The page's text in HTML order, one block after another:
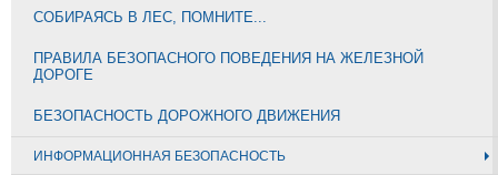
СОБИРАЯСЬ В ЛЕС, ПОМНИТЕ...
ПРАВИЛА БЕЗОПАСНОГО ПОВЕДЕНИЯ НА ЖЕЛЕЗНОЙ
ДОРОГЕ
БЕЗОПАСНОСТЬ ДОРОЖНОГО ДВИЖЕНИЯ
ИНФОРМАЦИОННАЯ БЕЗОПАСНОСТЬ